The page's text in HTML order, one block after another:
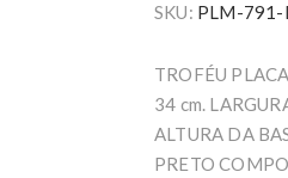
SKU: PLM-791-
TROFÉU
34 cm.
ALTURA DA
PRETO